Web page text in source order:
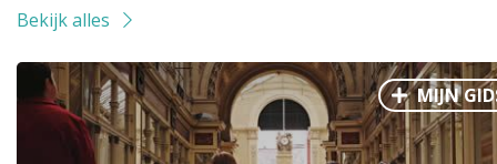
Bekijk alles
MIJN